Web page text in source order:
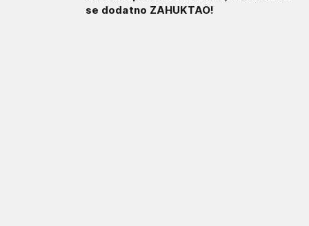
se dodatno ZAHUKTAO!